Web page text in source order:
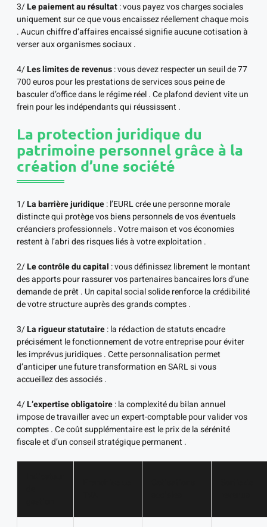
3/Le paiement au résultat: vous payez vos charges sociales
uniquement sur ce que vous encaissez réellement chaque mois
. Aucun chiffre d’affaires encaissé signifie aucune cotisation à
verser aux organismes sociaux .
4/Les limites de revenus: vous devez respecter un seuil de 77
700 euros pour les prestations de services sous peine de
basculer d’office dans le régime réel . Ce plafond devient vite un
frein pour les indépendants qui réussissent .
La protection juridique du
patrimoine personnel grâce à la
création d’une société
1/La barrière juridique: l’EURL crée une personne morale
distincte qui protège vos biens personnels de vos éventuels
créanciers professionnels . Votre maison et vos économies
restent à l’abri des risques liés à votre exploitation .
2/Le contrôle du capital : vous définissez librement le montant
des apports pour rassurer vos partenaires bancaires lors d’une
demande de prêt . Un capital social solide renforce la crédibilité
de votre structure auprès des grands comptes .
3/La rigueur statutaire: la rédaction de statuts encadre
précisément le fonctionnement de votre entreprise pour éviter
les imprévus juridiques . Cette personnalisation permet
d’anticiper une future transformation en SARL si vous
accueillez des associés .
4/L’expertise obligatoire: la complexité du bilan annuel
impose de travailler avec un expert-comptable pour valider vos
comptes . Ce coût supplémentaire est le prix de la sérénité
fiscale et d’un conseil stratégique permanent .